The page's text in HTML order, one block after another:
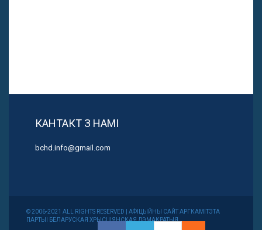
КАНТАКТ З НАМІ
bchd.info@gmail.com
© 2006-2021 ALL RIGHTS RESERVED | АФІЦЫЙНЫ САЙТ АРГКАМІТЭТА
ПАРТЫІ БЕЛАРУСКАЯ ХРЫСЦІЯНСКАЯ ДЭМАКРАТЫЯ